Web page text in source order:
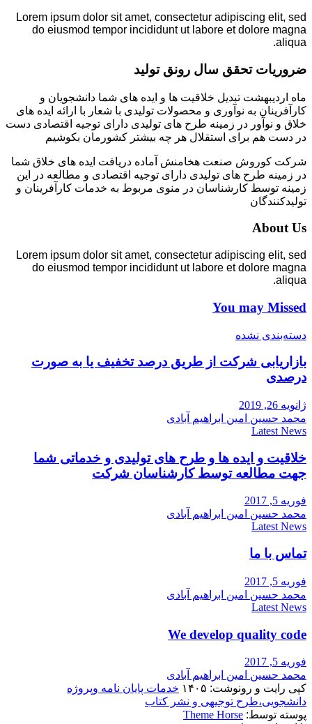
Lorem ipsum dolor sit amet, consectetur adipiscing elit, sed
do eiusmod tempor incididunt ut labore et dolore magna
aliqua.
ضروریات تحقق سال رونق تولید
ماه اردیبهشت تبدیل خلاقیت ها و ایده های شما دانشجویان و
کارآفرینان به نوآوری و محصولات تولیدی با شعار با ارائه ایده های
خلاق و نوآور در زمینه طرح های تولیدی دارای توجیه اقتصادی دست
در دست هم برای استقلال هر چه بیشتر کشورمان بکوشیم
شرکت کوروش صنعت هخامنش آماده دریافت ایده های خلاق شما
در زمینه طرح های تولیدی دارای توجیه اقتصادی و مطالعه در این
زمینه توسط کارشناسان در منوی مربوط به خدمات کارآفرینان و
تولیدکنندگان
About Us
Lorem ipsum dolor sit amet, consectetur adipiscing elit, sed
do eiusmod tempor incididunt ut labore et dolore magna
aliqua.
You may Missed
دسته‌بندی نشده
بازاریابی شرکت از طریق درصد تخفیف یا به صورت
درصدی
ژانویه 26, 2019
محمد حسین امین ابراهیم آبادی
Latest News
خلاقیت و ایده ها و طرح های تولیدی و خدماتی شما
جهت مطالعه توسط کارشناسان شرکت
فوریه 5, 2017
محمد حسین امین ابراهیم آبادی
Latest News
تماس با ما
فوریه 5, 2017
محمد حسین امین ابراهیم آبادی
Latest News
We develop quality code
فوریه 5, 2017
محمد حسین امین ابراهیم آبادی
کپی رایت و رونوشت: ۱۴۰۵
خدمات پایان نامه وپروژه
دانشجویی،طرح توجیهی و نشر کتاب
پوسته توسط: Theme Horse